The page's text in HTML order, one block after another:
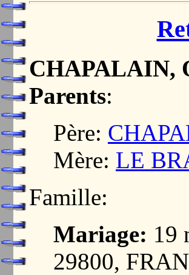
CHAPALAIN,
Parents:
Père:
Mère: LE
Famille:
Mariage: 19
29800,